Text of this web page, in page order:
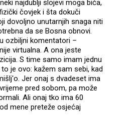
najdublji slojevi moga bića,
čovjek i šta dokuči
dovoljno unutarnjih snaga niti
da se Bosna obnovi.
ozbiljni komentatori –
virtualna. A ona jeste
S time samo imam jednu
je ovo: kažem sam sebi, kad
Jer onaj s dvadeset ima
pred sobom, pa može
Ali onaj tko ima 60
mene preteže osjećaj